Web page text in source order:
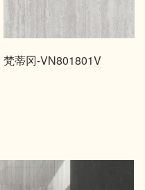
梵蒂冈-VN801801V